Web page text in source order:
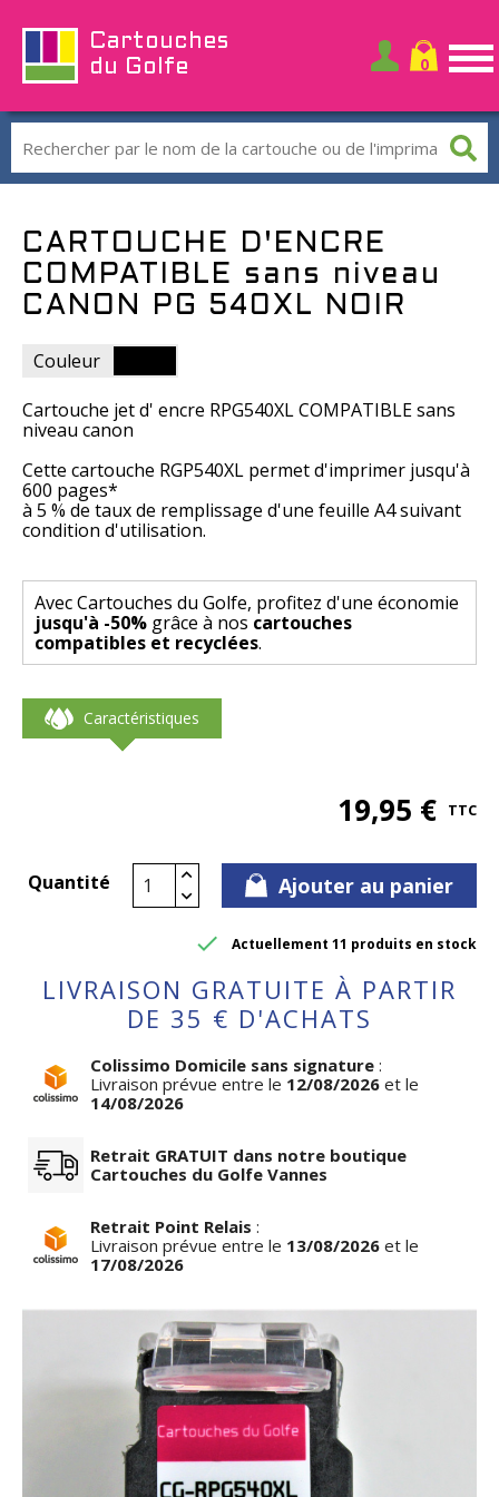
Cartouches
du Golfe
CARTOUCHE D'ENCRE
COMPATIBLE sans niveau
CANON PG 540XL NOIR
Couleur
Cartouche jet d' encre RPG540XL COMPATIBLE sans
niveau canon
Cette cartouche RGP540XL permet d'imprimer jusqu'à
600 pages*
à 5 % de taux de remplissage d'une feuille A4 suivant
condition d'utilisation.
Avec Cartouches du Golfe, profitez d'une économie
jusqu'à -50% grâce à nos cartouches
compatibles et recyclées.
Caractéristiques
19,95 € TTC
Quantité Ajouter au panier
 Actuellement 11 produits en stock
LIVRAISON GRATUITE À PARTIR
DE 35 € D'ACHATS
Colissimo Domicile sans signature :
Livraison prévue entre le 12/08/2026 et le
14/08/2026
Retrait GRATUIT dans notre boutique
Cartouches du Golfe Vannes
Retrait Point Relais :
Livraison prévue entre le 13/08/2026 et le
17/08/2026